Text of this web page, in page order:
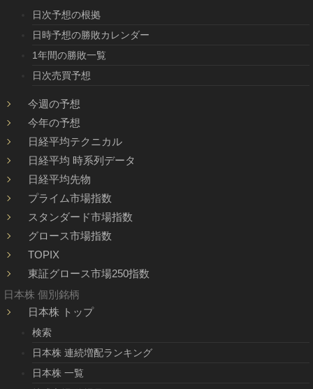
日次予想の根拠
日時予想の勝敗カレンダー
1年間の勝敗一覧
日次売買予想
今週の予想
今年の予想
日経平均テクニカル
日経平均 時系列データ
日経平均先物
プライム市場指数
スタンダード市場指数
グロース市場指数
TOPIX
東証グロース市場250指数
日本株 個別銘柄
日本株 トップ
検索
日本株 連続増配ランキング
日本株 一覧